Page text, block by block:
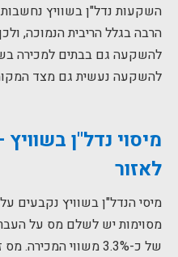
הרבה בגלל הריבית הנמוכה,
להשקעה גם בבתים למכירה
להשקעה נעשית גם מצד
מיסוי נדל"ן
לאזור
מיסי הנדל"ן בשוויץ נקבעים
מסוימות יש לשלם מס על
של כ-3.3% משווי